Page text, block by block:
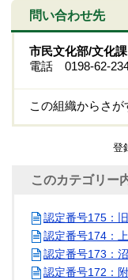
問い合わせ先
市民文化部/文化課
電話 0198-62-
この組織からさが
登
このカテゴリー
認定番号175：
認定番号174：
認定番号173：
認定番号172：